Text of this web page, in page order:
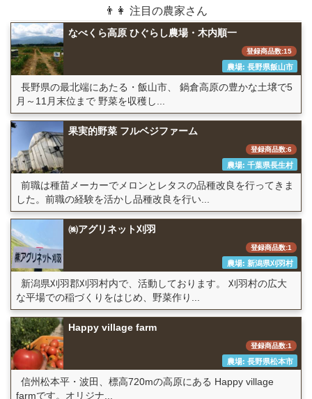
👨👩 注目の農家さん
なべくら高原 ひぐらし農場・木内順一
登録商品数:15
農場: 長野県飯山市
長野県の最北端にあたる・飯山市、 鍋倉高原の豊かな土壌で5
月～11月末位まで 野菜を収穫し...
果実的野菜 フルベジファーム
登録商品数:6
農場: 千葉県長生村
前職は種苗メーカーでメロンとレタスの品種改良を行ってきま
した。前職の経験を活かし品種改良を行い...
㈱アグリネット刈羽
登録商品数:1
農場: 新潟県刈羽村
新潟県刈羽郡刈羽村内で、活動しております。 刈羽村の広大
な平場での稲づくりをはじめ、野菜作り...
Happy village farm
登録商品数:1
農場: 長野県松本市
信州松本平・波田、標高720mの高原にある Happy village
farmです。オリジナ...